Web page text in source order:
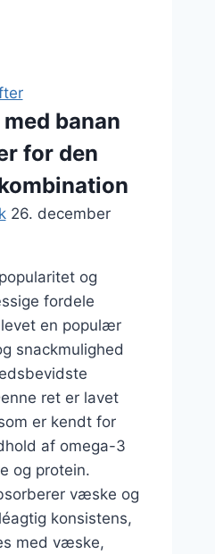
banan
for den
26. december
og
fordele
en populær
snackmulighed
ret er lavet
er kendt for
af omega-3
og protein.
væske og
konsistens,
med væske,